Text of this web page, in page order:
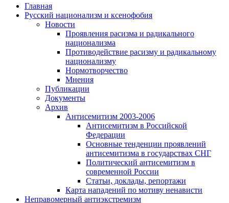
Главная
Русский национализм и ксенофобия
Новости
Проявления расизма и радикального
национализма
Противодействие расизму и радикальному
национализму
Нормотворчество
Мнения
Публикации
Документы
Архив
Антисемитизм 2003-2006
Антисемитизм в Российской
Федерации
Основные тенденции проявлений
антисемитизма в государствах СНГ
Политический антисемитизм в
современной России
Статьи, доклады, репортажи
Карта нападений по мотиву ненависти
Неправомерный антиэкстремизм